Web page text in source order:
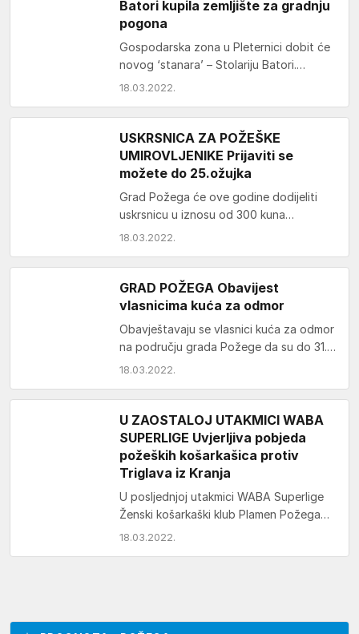
Batori kupila zemljište za gradnju
pogona
Gospodarska zona u Pleternici dobit će
novog ‘stanara’ – Stolariju Batori.
Potvrdio nam je to osobno vlasnik te
18.03.2022.
USKRSNICA ZA POŽEŠKE
UMIROVLJENIKE Prijaviti se
možete do 25.ožujka
Grad Požega će ove godine dodijeliti
uskrsnicu u iznosu od 300 kuna
umirovljenicima koji imaju prebivalište na
18.03.2022.
GRAD POŽEGA Obavijest
vlasnicima kuća za odmor
Obavještavaju se vlasnici kuća za odmor
na području grada Požege da su do 31.
ožujka 2022. godine obvezni dostaviti
18.03.2022.
U ZAOSTALOJ UTAKMICI WABA
SUPERLIGE Uvjerljiva pobjeda
požeških košarkašica protiv
Triglava iz Kranja
U posljednjoj utakmici WABA Superlige
Ženski košarkaški klub Plamen Požega
pobijedio je u Sportskoj dvorani
18.03.2022.